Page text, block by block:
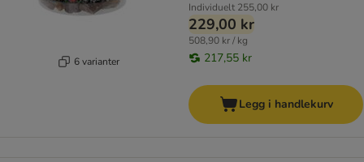
6 varianter
Individuelt 255,00 kr
229,00 kr
508,90 kr / kg
217,55 kr
Legg i handlekurv